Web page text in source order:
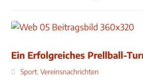
Ein Erfolgreiches Prellball-
Sport,Vereinsnachrichten